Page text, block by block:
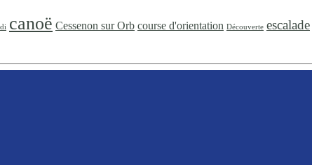
canoë Cessenon sur Orb course d'orientation Découverte escalade